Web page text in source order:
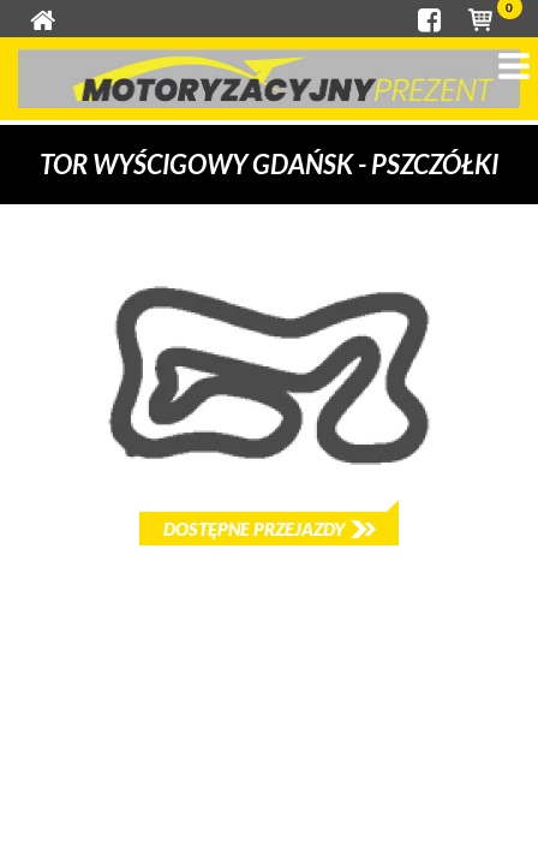
0
TOR WYŚCIGOWY GDAŃSK - PSZCZÓŁKI
DOSTĘPNE PRZEJAZDY